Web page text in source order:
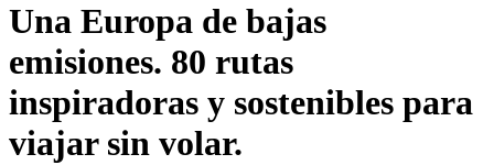
Una Europa de bajas
emisiones. 80 rutas
inspiradoras y sostenibles para
viajar sin volar.